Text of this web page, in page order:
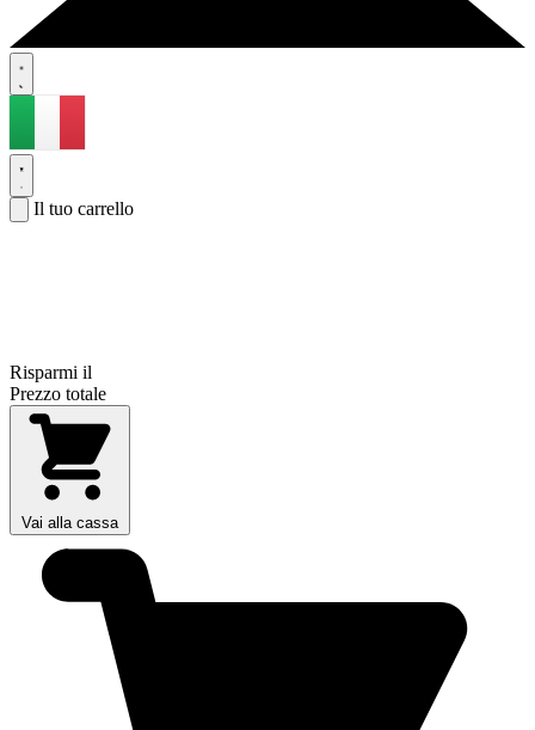
Il tuo carrello
Risparmi il
Prezzo totale
Vai alla cassa